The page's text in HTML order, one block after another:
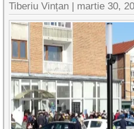
Tiberiu Vințan | martie 30,